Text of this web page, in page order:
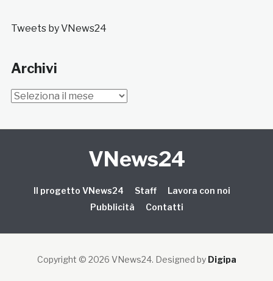
Tweets by VNews24
Archivi
Archivi
VNews24
Il progetto VNews24 Staff
Lavora con noi
Pubblicità
Contatti
Copyright © 2026 VNews24. Designed by Digipa